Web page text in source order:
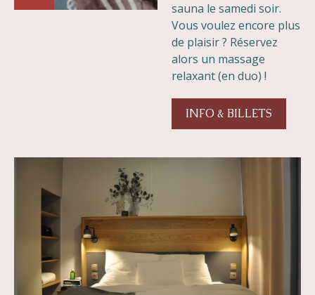
sauna le samedi soir.
Vous voulez encore plus
de plaisir ? Réservez
alors un massage
relaxant (en duo) !
INFO & BILLETS